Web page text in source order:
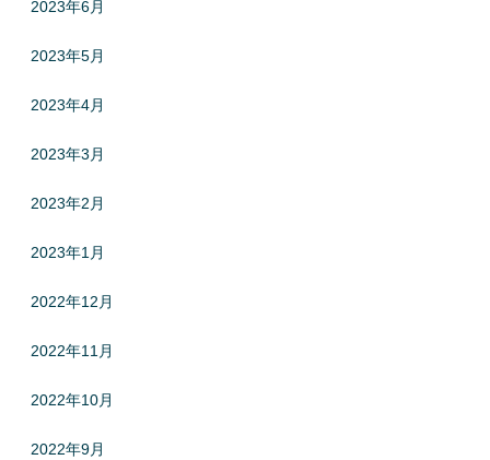
2023年6月
2023年5月
2023年4月
2023年3月
2023年2月
2023年1月
2022年12月
2022年11月
2022年10月
2022年9月